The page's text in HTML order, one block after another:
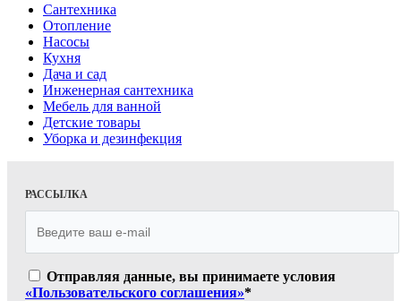
Сантехника
Отопление
Насосы
Кухня
Дача и сад
Инженерная сантехника
Мебель для ванной
Детские товары
Уборка и дезинфекция
РАССЫЛКА
Отправляя данные, вы принимаете условия
«Пользовательского соглашения»*